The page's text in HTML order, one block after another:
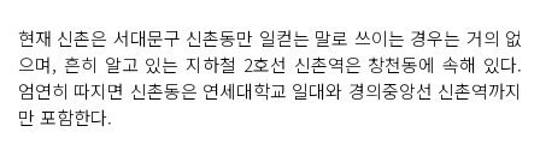
현재 신촌은 서대문구 신촌동만 일컫는 말로 쓰이는 경우는 거의 없
으며, 흔히 알고 있는 지하철 2호선 신촌역은 창천동에 속해 있다.
엄연히 따지면 신촌동은 연세대학교 일대와 경의중앙선 신촌역까지
만 포함한다.